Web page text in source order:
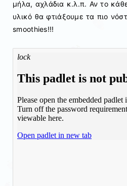
μήλα, αχλάδια κ.λ.π. Αν το
υλικό θα φτιάξουμε τα πιο
smoothies!!!